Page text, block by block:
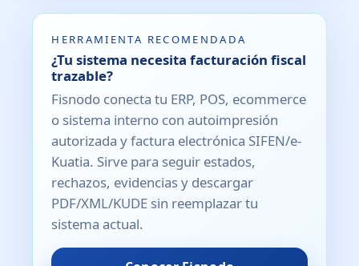
HERRAMIENTA RECOMENDADA
¿Tu sistema necesita facturación fiscal
trazable?
Fisnodo conecta tu ERP, POS, ecommerce
o sistema interno con autoimpresión
autorizada y factura electrónica SIFEN/e-
Kuatia. Sirve para seguir estados,
rechazos, evidencias y descargar
PDF/XML/KUDE sin reemplazar tu
sistema actual.